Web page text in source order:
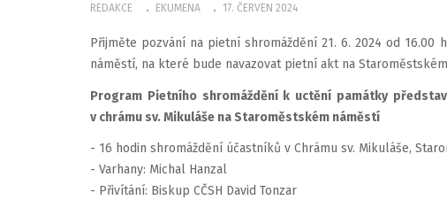
REDAKCE EKUMENA 17. ČERVEN 2024
Přijměte pozvání na pietní shromáždění 21. 6. 2024 od 16.00
náměstí, na které bude navazovat pietní akt na
Program Pietního shromáždění k uctění památky
v chrámu sv. Mikuláše na Staroměstském náměstí
- 16 hodin shromáždění účastníků v Chrámu sv. Mikuláše,
- Varhany: Michal Hanzal
- Přivítání: Biskup CČSH David Tonzar